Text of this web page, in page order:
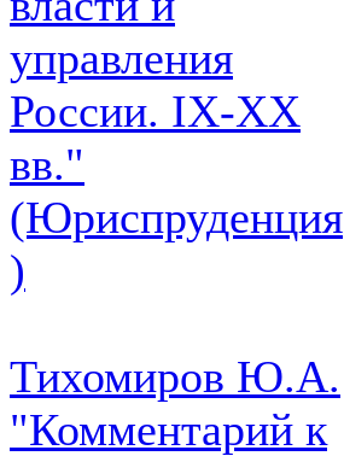
управления
России. IХ-ХХ
вв."
(Юриспруденция
)
Тихомиров Ю.А.
"Комментарий к